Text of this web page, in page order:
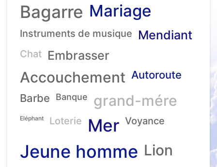
Bagarre Mariage
Instruments de musique Mendiant
Chat Embrasser
Accouchement Autoroute
Barbe
Banque grand-mére
Eléphant Loterie Mer Voyance
Jeune homme Lion